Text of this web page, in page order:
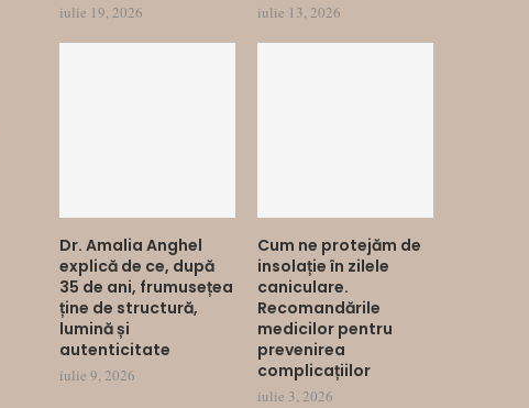
iulie 19, 2026 iulie 13, 2026
Dr. Amalia Anghel
explică de ce, după
35 de ani, frumusețea
ține de structură,
lumină și
autenticitate
iulie 9, 2026
Cum ne protejăm de
insolație în zilele
caniculare.
Recomandările
medicilor pentru
prevenirea
complicațiilor
iulie 3, 2026